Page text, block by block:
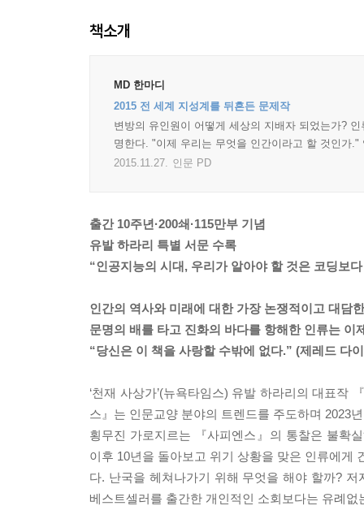
책소개
MD 한마디
2015 전 세계 지성계를 뒤흔든 문제작
변방의 유인원이 어떻게 세상의 지배자 되었는가?
명한다. "이제 우리는 무엇을 인간이라고 할 것인가
2015.11.27. 인문 PD
출간 10주년·200쇄·115만부 기념
유발 하라리 특별 서문 수록
“인공지능의 시대, 우리가 알아야 할 것은 코딩보
인간의 역사와 미래에 대한 가장 논쟁적이고 대담
문명의 배를 타고 진화의 바다를 항해한 인류는 이
“당신은 이 책을 사랑할 수밖에 없다.” (제레드 다
‘천재 사상가’(뉴욕타임스) 유발 하라리의 대표
스』는 인문교양 분야의 트렌드를 주도하며 2023
횡무진 가로지르는 『사피엔스』의 통찰은 불확
이후 10년을 돌아보고 위기 상황을 맞은 인류에게
다. 난국을 헤쳐나가기 위해 무엇을 해야 할까?
베스트셀러를 출간한 개인적인 소회보다는 유례